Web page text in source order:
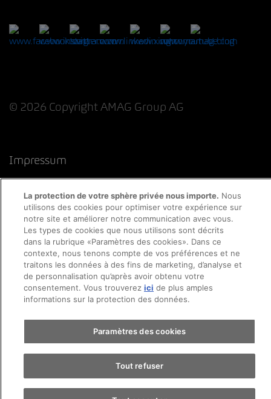
© 2026 Copyright AMAG Group AG
Impressum
Déclaration de protection des données
Directive cookies Mentions légales CFST
La protection de votre sphère privée nous importe. Nous
utilisons des cookies pour optimiser votre expérience sur
notre site et améliorer notre communication avec vous.
Les types de cookies que nous utilisons sont décrits
dans la rubrique «Paramètres des cookies». Dans ce
contexte, nous tenons compte de vos préférences et ne
traitons les données à des fins de marketing, d’analyse et
de personnalisation qu’après avoir obtenu votre
consentement. Vous trouverezici de plus amples
informations sur la protection des données.
Paramètres des cookies
Tout refuser